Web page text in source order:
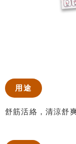
用途
舒筋活絡，清涼舒